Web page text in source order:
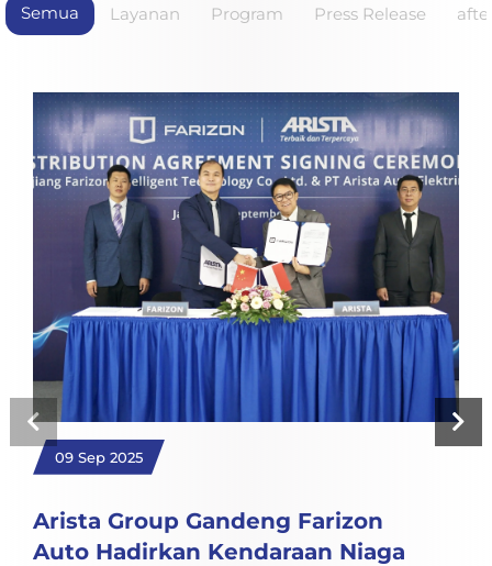
Semua Layanan Program Press Release
09 Sep 2025
Arista Group Gandeng Farizon
Auto Hadirkan Kendaraan Niaga